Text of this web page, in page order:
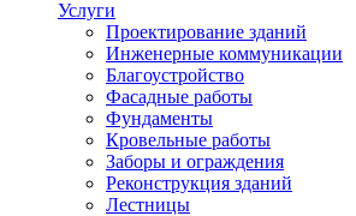
Услуги
Проектирование зданий
Инженерные коммуникации
Благоустройство
Фасадные работы
Фундаменты
Кровельные работы
Заборы и ограждения
Реконструкция зданий
Лестницы